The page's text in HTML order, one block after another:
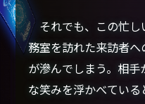
それでも、この忙し
務室を訪れた来訪者
が滲んでしまう。相
な笑みを浮かべている